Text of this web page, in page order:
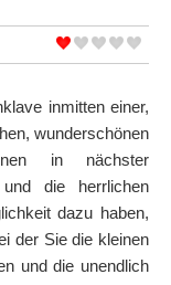
inmitten einer,
wunderschönen
in nächster
und die herrlichen
dazu haben,
der Sie die kleinen
und die unendlich